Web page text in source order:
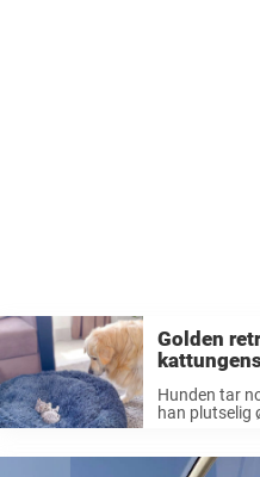
Golden
Hunden tar
han plutselig
tørt gress ...